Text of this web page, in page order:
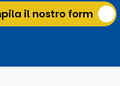
il nostro form